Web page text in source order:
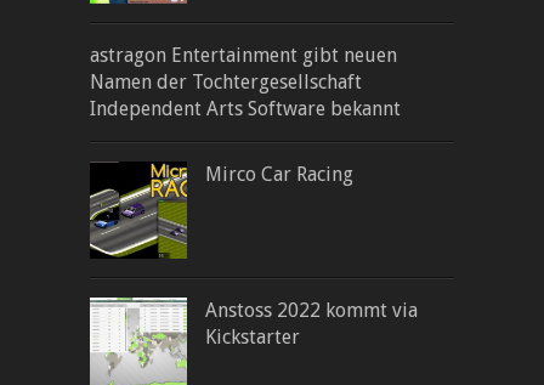
astragon Entertainment gibt neuen
Namen der Tochtergesellschaft
Independent Arts Software bekannt
Mirco Car Racing
Anstoss 2022 kommt via
Kickstarter